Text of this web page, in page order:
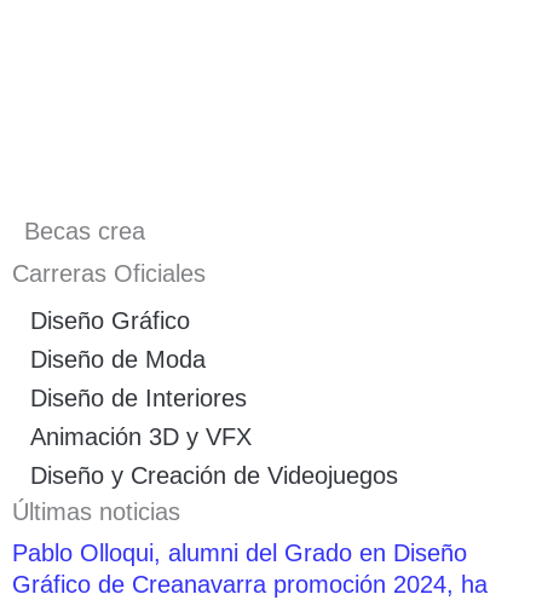
Becas crea
Carreras Oficiales
Diseño Gráfico
Diseño de Moda
Diseño de Interiores
Animación 3D y VFX
Diseño y Creación de Videojuegos
Últimas noticias
Pablo Olloqui, alumni del Grado en Diseño
Gráfico de Creanavarra promoción 2024, ha